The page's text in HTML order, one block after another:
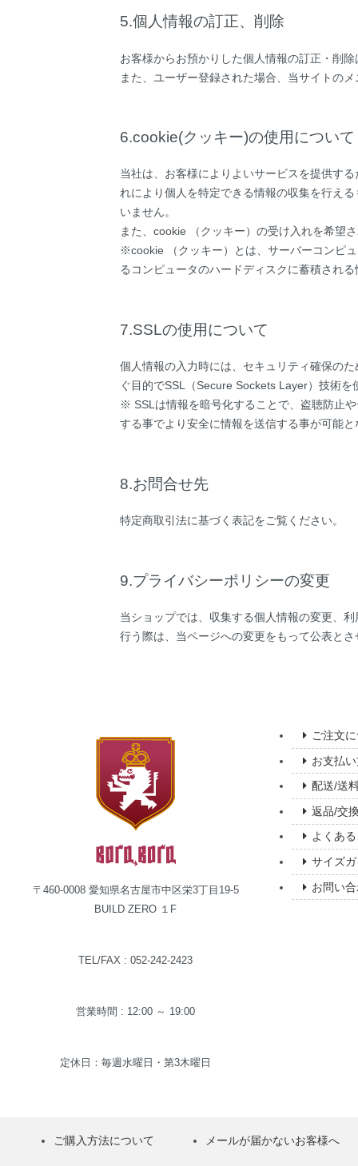
5.個人情報の訂正、削除
お客様からお預かりした個人情報の訂正・削
また、ユーザー登録された場合、当サイトの
6.cookie(クッキー)の使用について
当社は、お客様によりよいサービスを提供す
れにより個人を特定できる情報の収集を行え
いません。
また、cookie （クッキー）の受け入れを希望
※cookie （クッキー）とは、サーバーコンピ
るコンピュータのハードディスクに蓄積され
7.SSLの使用について
個人情報の入力時には、セキュリティ確保の
ぐ目的でSSL（Secure Sockets Layer）技術を
※ SSLは情報を暗号化することで、盗聴防止
する事でより安全に情報を送信する事が可能と
8.お問合せ先
特定商取引法に基づく表記をご覧ください。
9.プライバシーポリシーの変更
当ショップでは、収集する個人情報の変更、
行う際は、当ページへの変更をもって公表と
〒460-0008 愛知県名古屋市中区栄3丁目19-5
BUILD ZERO １F
TEL/FAX : 052-242-2423
営業時間 : 12:00 ～ 19:00
定休日：毎週水曜日・第3木曜日
ご注文
お支払
配送/送
返品/交
よくあ
サイズ
お問い
ご購入方法について メールが届かないお客様へ